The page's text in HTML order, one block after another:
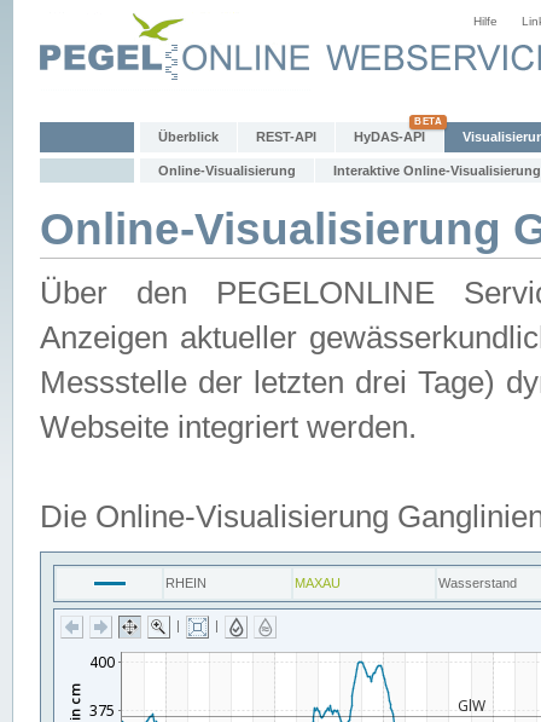
Hilfe
Überblick REST-API HyDAS-API
Online-Visualisierung Interaktive Online-Visualisierung
Online-Visualisierung
Über den PEGELONLINE
Anzeigen aktueller
Messstelle der letzten drei Tage)
Webseite integriert werden.
Die Online-Visualisierung